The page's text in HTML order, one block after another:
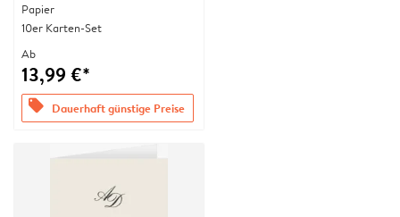
Papier
10er Karten-Set
Ab
13,99 €*
offers Dauerhaft günstige Preise